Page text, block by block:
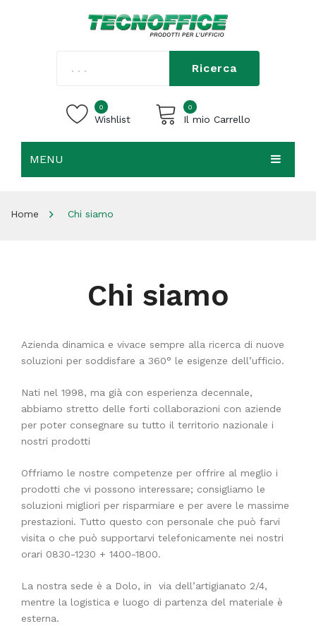
Ricerca
0
Wishlist
0
Il mio Carrello
MENU
ACCEDI / REGISTRATI
WISHLIST
ORDINI
Home Chi siamo
Chi siamo
Azienda dinamica e vivace sempre alla ricerca di nuove
soluzioni per soddisfare a 360° le esigenze dell’ufficio.
Nati nel 1998, ma già con esperienza decennale,
abbiamo stretto delle forti collaborazioni con aziende
per poter consegnare su tutto il territorio nazionale i
nostri prodotti
Offriamo le nostre competenze per offrire al meglio i
prodotti che vi possono interessare; consigliamo le
soluzioni migliori per risparmiare e per avere le massime
prestazioni. Tutto questo con personale che può farvi
visita o che può supportarvi telefonicamente nei nostri
orari 0830-1230 + 1400-1800.
La nostra sede è a Dolo, in via dell’artigianato 2/4,
mentre la logistica e luogo di partenza del materiale è
esterna.